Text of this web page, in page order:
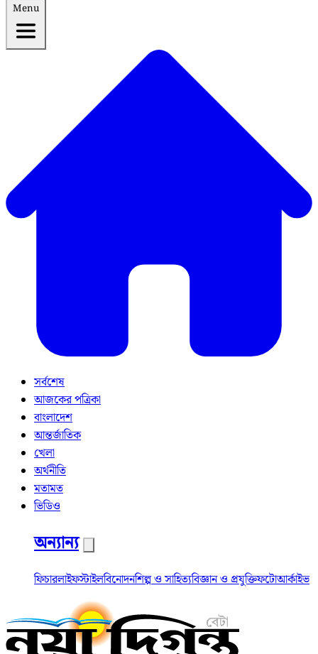
Menu
সর্বশেষ
আজকের পত্রিকা
বাংলাদেশ
আন্তর্জাতিক
খেলা
অর্থনীতি
মতামত
ভিডিও
অন্যান্য
ফিচারলাইফস্টাইলবিনোদনশিল্প ও সাহিত্যবিজ্ঞান ও প্রযুক্তিফটোআর্কাইভ